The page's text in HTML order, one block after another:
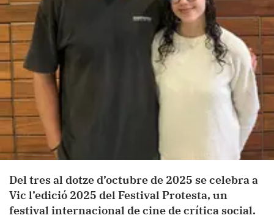
Del tres al dotze d’octubre de 2025 se celebra a
Vic l’edició 2025 del Festival Protesta, un
festival internacional de cine de crítica social.